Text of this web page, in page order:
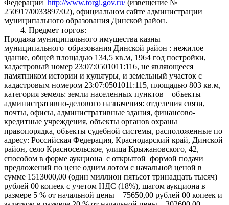
Федерации http://www.torgi.gov.ru/ (извещение №
250917/0033897/02), официальном сайте администрации
муниципального образования Динской район.
4. Предмет торгов:
Продажа муниципального имущества казны
муниципального образования Динской район : нежилое
здание, общей площадью 134,5 кв.м, 1964 год постройки,
кадастровый номер 23:07:0501011:116, не являющееся
памятником истории и культуры, и земельный участок с
кадастровым номером 23:07:0501011:115, площадью 803 кв.м,
категория земель: земли населенных пунктов – объекты
административно-делового назначения: отделения связи,
почты, офисы, административные здания, финансово-
кредитные учреждения, объекты органов охраны
правопорядка, объекты судебной системы, расположенные по
адресу: Российская Федерация, Краснодарский край, Динской
район, село Красносельское, улица Крыжановского, 42,
способом в форме аукциона с открытой формой подачи
предложений по цене одним лотом с начальной ценой в
сумме 1513000,00 (один миллион пятьсот тринадцать тысяч)
рублей 00 копеек с учетом НДС (18%), шагом аукциона в
размере 5 % от начальной цены – 75650,00 рублей 00 копеек и